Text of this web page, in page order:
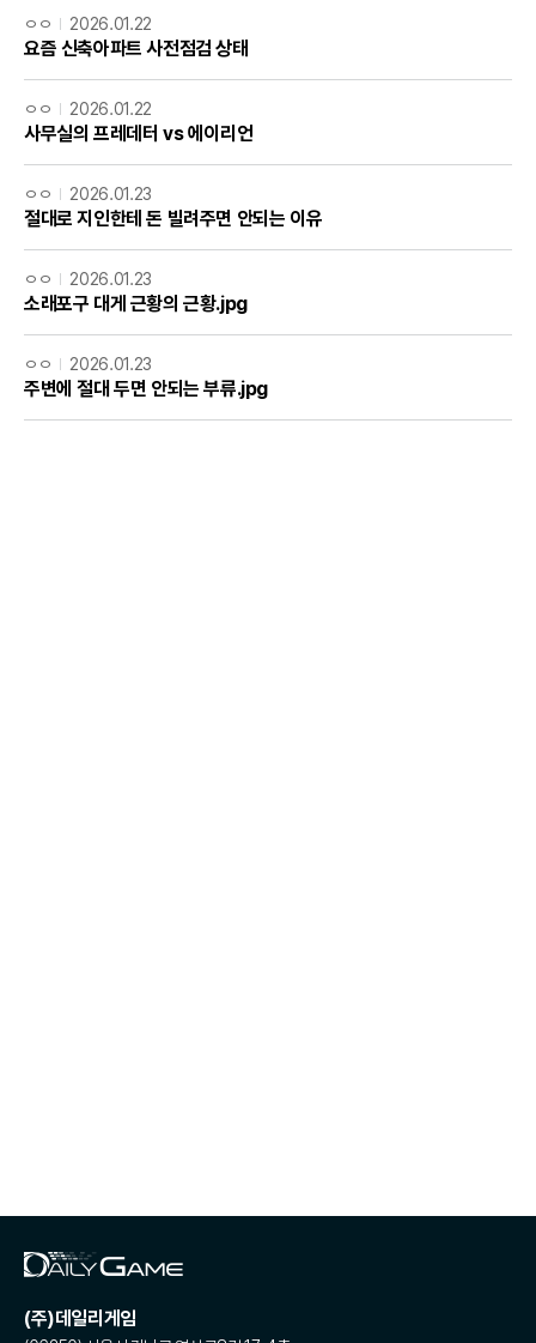
ㅇㅇ 2026.01.22
요즘 신축아파트 사전점검 상태
ㅇㅇ 2026.01.22
사무실의 프레데터 vs 에이리언
ㅇㅇ 2026.01.23
절대로 지인한테 돈 빌려주면 안되는 이유
ㅇㅇ 2026.01.23
소래포구 대게 근황의 근황.jpg
ㅇㅇ 2026.01.23
주변에 절대 두면 안되는 부류.jpg
(주)데일리게임